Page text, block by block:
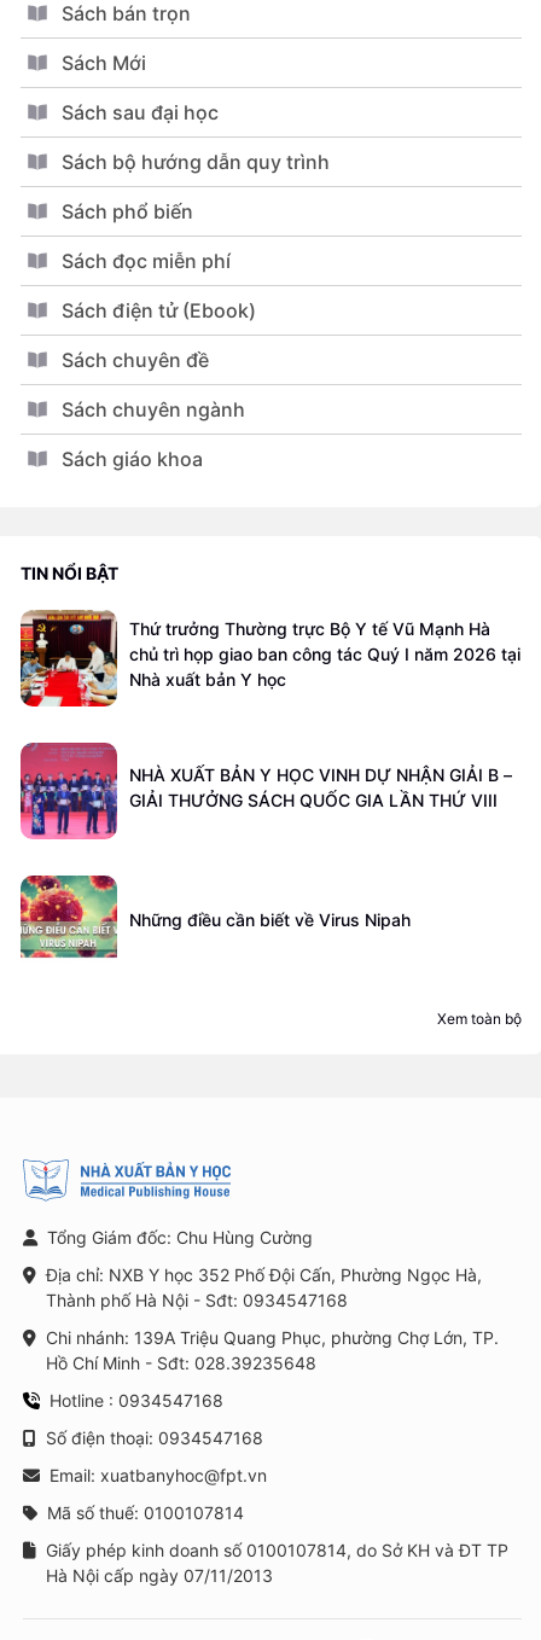
Sách bán trọn
Sách Mới
Sách sau đại học
Sách bộ hướng dẫn quy trình
Sách phổ biến
Sách đọc miễn phí
Sách điện tử (Ebook)
Sách chuyên đề
Sách chuyên ngành
Sách giáo khoa
TIN NỔI BẬT
Thứ trưởng Thường trực Bộ Y tế Vũ Mạnh Hà
chủ trì họp giao ban công tác Quý I năm 2026 tại
Nhà xuất bản Y học
NHÀ XUẤT BẢN Y HỌC VINH DỰ NHẬN GIẢI B –
GIẢI THƯỞNG SÁCH QUỐC GIA LẦN THỨ VIII
Những điều cần biết về Virus Nipah
Xem toàn bộ
Tổng Giám đốc: Chu Hùng Cường
Địa chỉ: NXB Y học 352 Phố Đội Cấn, Phường Ngọc Hà,
Thành phố Hà Nội - Sđt: 0934547168
Chi nhánh: 139A Triệu Quang Phục, phường Chợ Lớn, TP.
Hồ Chí Minh - Sđt: 028.39235648
Hotline : 0934547168
Số điện thoại: 0934547168
Email: xuatbanyhoc@fpt.vn
Mã số thuế: 0100107814
Giấy phép kinh doanh số 0100107814, do Sở KH và ĐT TP
Hà Nội cấp ngày 07/11/2013